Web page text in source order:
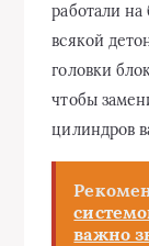
работали
всякой
головки
чтобы
цилиндров
важно